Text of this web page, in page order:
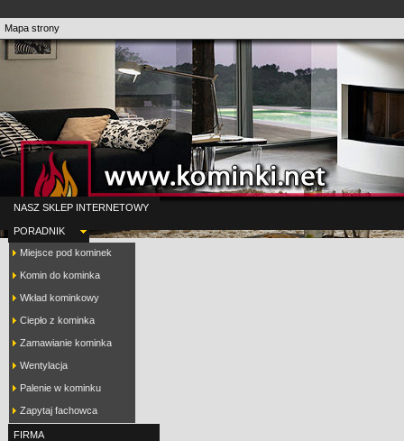
Mapa strony
NASZ SKLEP INTERNETOWY
PORADNIK
Miejsce pod kominek
Komin do kominka
Wkład kominkowy
Ciepło z kominka
Zamawianie kominka
Wentylacja
Palenie w kominku
Zapytaj fachowca
FIRMA